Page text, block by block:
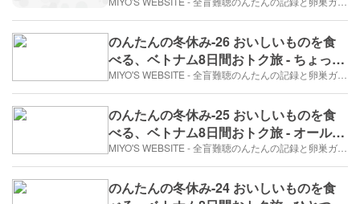
のんたんの冬休み-26 おいしいものを食
べる、ベトナム8日間おトク旅 - ちょっと
楽しい、ベトナムの十二支（2017年12月
26日/3日め）
のんたんの冬休み-25 おいしいものを食
べる、ベトナム8日間おトク旅 - オールで
漕ぎながら、みっつめの鍾乳洞へ（3日
目）
のんたんの冬休み-24 おいしいものを食